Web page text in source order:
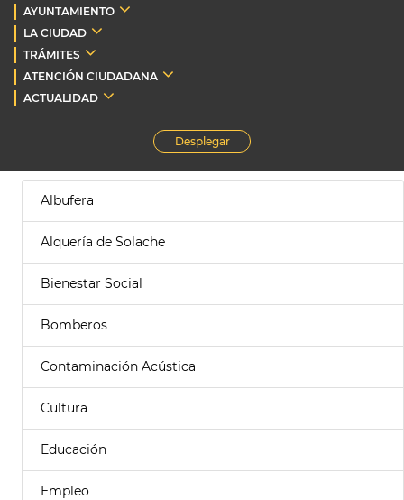
AYUNTAMIENTO
LA CIUDAD
TRÁMITES
ATENCIÓN CIUDADANA
ACTUALIDAD
Desplegar
Albufera
Alquería de Solache
Bienestar Social
Bomberos
Contaminación Acústica
Cultura
Educación
Empleo